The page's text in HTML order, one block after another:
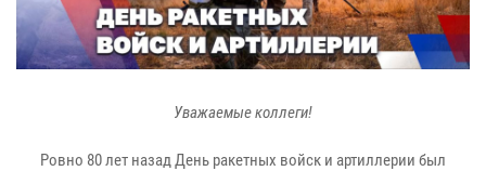
Уважаемые коллеги!
Ровно 80 лет назад День ракетных войск и артиллерии был